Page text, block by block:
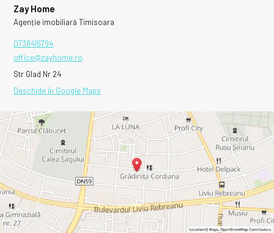
Zay Home
Agenție imobiliară Timisoara
0738416794
office@zayhome.ro
Str Glad Nr 24
Deschide în Google Maps